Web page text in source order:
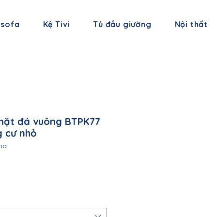
Kệ Tivi Tủ đầu giường Nội thất
đá vuông BTPK77
cư nhỏ